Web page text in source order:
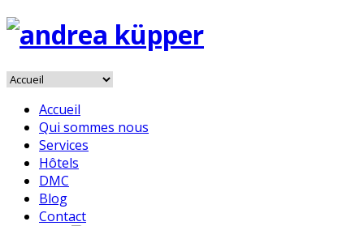
Accueil
Qui sommes nous
Services
Hôtels
DMC
Blog
Contact